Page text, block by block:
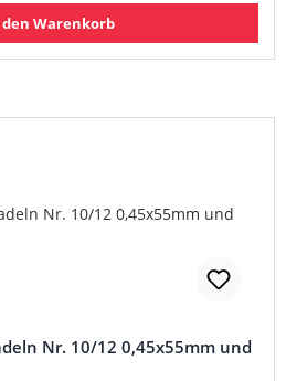
den Warenkorb
Nr. 10/12 0,45x55mm und